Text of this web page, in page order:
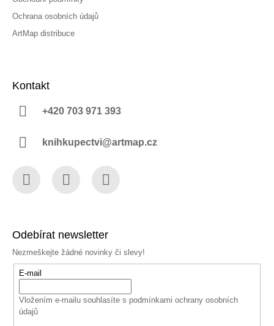
Ochrana osobních údajů
ArtMap distribuce
Kontakt
+420 703 971 393
knihkupectvi@artmap.cz
Odebírat newsletter
Nezmeškejte žádné novinky či slevy!
E-mail
Vložením e-mailu souhlasíte s podmínkami ochrany osobních
údajů